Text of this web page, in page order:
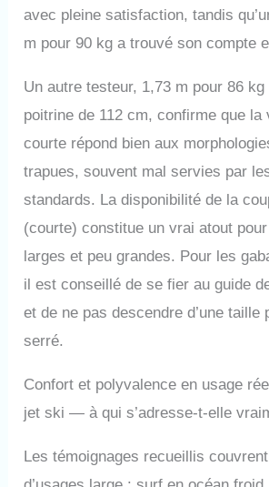
avec pleine satisfaction, tandis
m pour 90 kg a trouvé son compte
Un autre testeur, 1,73 m pour 86
poitrine de 112 cm, confirme que la
courte répond bien aux
trapues, souvent mal servies par
standards. La disponibilité de la
(courte) constitue un vrai atout
larges et peu grandes. Pour les
il est conseillé de se fier au guide
et de ne pas descendre d’une taille
serré.
Confort et polyvalence en usage
jet ski — à qui s’adresse-t-elle
Les témoignages recueillis